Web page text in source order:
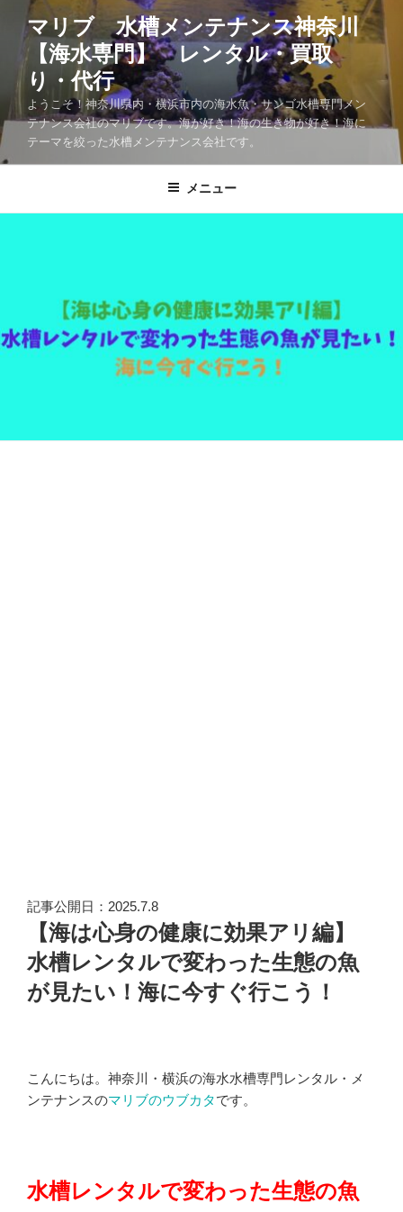
マリブ 水槽メンテナンス神奈川
【海水専門】 レンタル・買取
り・代行
ようこそ！神奈川県内・横浜市内の海水魚・サンゴ水槽専門メン
テナンス会社のマリブです。海が好き！海の生き物が好き！海に
テーマを絞った水槽メンテナンス会社です。
メニュー
記事公開日：2025.7.8
【海は心身の健康に効果アリ編】
水槽レンタルで変わった生態の魚
が見たい！海に今すぐ行こう！
こんにちは。神奈川・横浜の海水水槽専門レンタル・メ
ンテナンスのマリブのウブカタです。
水槽レンタルで変わった生態の魚